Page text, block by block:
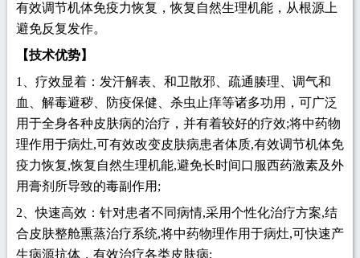
有效调节机体免疫力恢复，恢复自然生理机能，从根源上
避免反复发作。
【技术优势】
1、疗效显着：发汗解表、和卫散邪、疏通腠理、调气和
血、解毒避秽、防疫保健、杀虫止痒等诸多功用，可广泛
用于全身各种皮肤病的治疗，并有着较好的疗效;将中药物
理作用于病灶,可有效改变皮肤病患者体质,有效调节机体免
疫力恢复,恢复自然生理机能,避免长时间口服西药激素及外
用膏剂所导致的毒副作用;
2、快速高效：针对患者不同病情,采用个性化治疗方案,结
合皮肤整舱熏蒸治疗系统,将中药物理作用于病灶,可快速产
生病源抗体，有效治疗各类皮肤病;